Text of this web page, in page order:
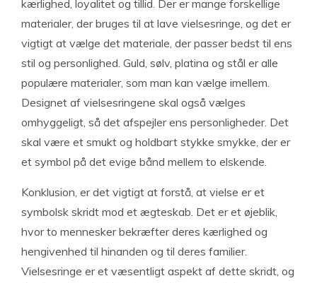
kærlighed, loyalitet og tillid. Der er mange forskellige
materialer, der bruges til at lave vielsesringe, og det er
vigtigt at vælge det materiale, der passer bedst til ens
stil og personlighed. Guld, sølv, platina og stål er alle
populære materialer, som man kan vælge imellem.
Designet af vielsesringene skal også vælges
omhyggeligt, så det afspejler ens personligheder. Det
skal være et smukt og holdbart stykke smykke, der er
et symbol på det evige bånd mellem to elskende.
Konklusion, er det vigtigt at forstå, at vielse er et
symbolsk skridt mod et ægteskab. Det er et øjeblik,
hvor to mennesker bekræfter deres kærlighed og
hengivenhed til hinanden og til deres familier.
Vielsesringe er et væsentligt aspekt af dette skridt, og